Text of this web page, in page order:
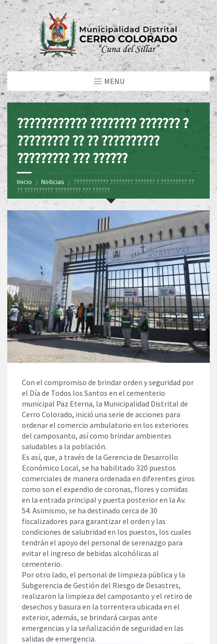
MENU
???????????? ???????? ??????? ?
????????? ?? ?? ??????????
????????? ??? ??????
Inicio Noticias
???????????? ???????? ??????? ? ????????? ??
?? ?????????? ????????? ??? ??????
Con el compromiso de brindar orden y seguridad por
el Día de Todos los Santos en el cementerio
municipal Paz Eterna, la Municipalidad Distrital de
Cerro Colorado, inició una serie de acciones para
ordenar el comercio ambulatorio en los exteriores
del camposanto, así como brindar ambientes
saludables a la población.
Es así, que, a través de la Gerencia de Desarrollo
Económico Local, se ha habilitado 320 puestos
comerciales de manera ordenada en diferentes giros
como son el expendio de coronas, flores y comidas
en la entrada principal y puerta posterior en la Av.
54. Asimismo, se ha destinado cerca de 30
fiscalizadores para garantizar el orden y las
condiciones de salubridad en los puestos, los cuales
tendrán el apoyo del personal de serenazgo para
evitar el ingreso de bebidas alcohólicas al
cementerio.
Por otro lado, el personal de limpieza pública y la
Subgerencia de Gestión del Riesgo de Desastres,
realizaron la limpieza del camposanto y el retiro de
desechos y basura en la torrentera ubicada en el
exterior, además, se brindará carpas ante
emergencias y la señalización de seguridad en las
salidas de emergencia.